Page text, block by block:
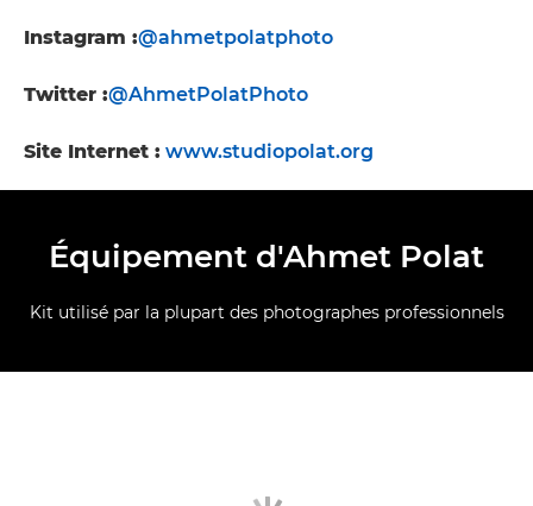
Instagram :@ahmetpolatphoto
Twitter :@AhmetPolatPhoto
Site Internet : www.studiopolat.org
Équipement d'Ahmet Polat
Kit utilisé par la plupart des photographes professionnels